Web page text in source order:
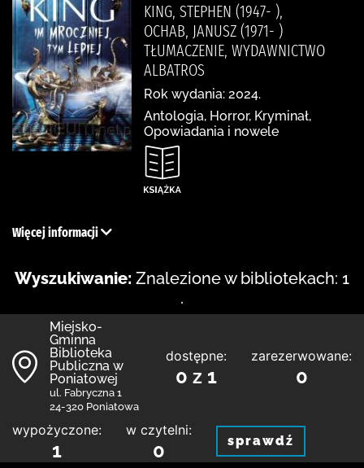
KING, STEPHEN (1947- ),
OCHAB, JANUSZ (1971- )
TŁUMACZENIE, WYDAWNICTWO
ALBATROS
Rok wydania: 2024.
Antologia, Horror, Kryminał,
Opowiadania i nowele
Więcej informacji
Wyszukiwanie: Znalezione w bibliotekach: 1
.
Miejsko-
Gminna
Biblioteka
Publiczna w
Poniatowej
ul. Fabryczna 1
24-320 Poniatowa
dostępne:
0 z 1
zarezerwowane:
0
wypożyczone:
1
w czytelni:
0 sprawdź